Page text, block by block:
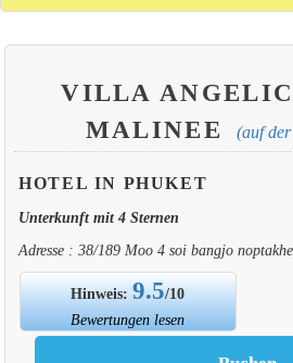
VILLA
MALINEE
(auf
HOTEL IN PHUKET
Unterkunft mit 4 Sternen
Adresse : 38/189 Moo 4 soi bangjo
Hinweis:9.5/10
Bewertungen lesen